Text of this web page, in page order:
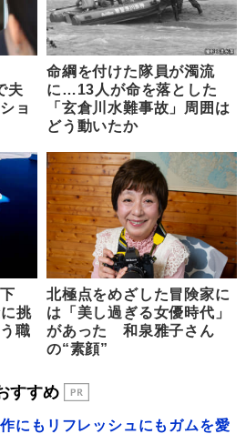
夫
ョ
命綱を付けた隊員が濁流
に…13人が命を落とした
「玄倉川水難事故」周囲は
どう動いたか
挑
職
北極点をめざした冒険家に
は「美し過ぎる女優時代」
があった 和泉雅子さん
の“素顔”
すすめ
にもリフレッシュにもガムを愛